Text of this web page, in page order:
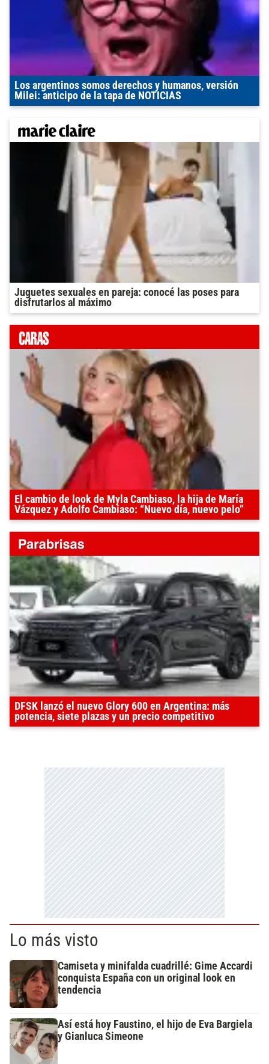
Los argentinos somos derechos y humanos, versión
Milei: anticipo de la tapa de NOTICIAS
Juguetes sexuales en pareja: conocé las poses para
disfrutarlos al máximo
El cambio de look de Myla Cambiaso, la hija de María
Vázquez y Adolfo Cambiaso: “Nuevo día, nuevo pelo”
DFSK lanzó el nuevo Glory 600 en Argentina: más
potencia, siete plazas y un precio competitivo
Lo más visto
Camiseta y minifalda cuadrillé: Gime Accardi
conquista España con un original look en
tendencia
Así está hoy Faustino, el hijo de Eva Bargiela
y Gianluca Simeone